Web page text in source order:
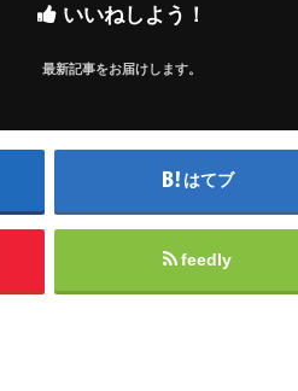
いいねしよう！
最新記事をお届けします。
はてブ
feedly